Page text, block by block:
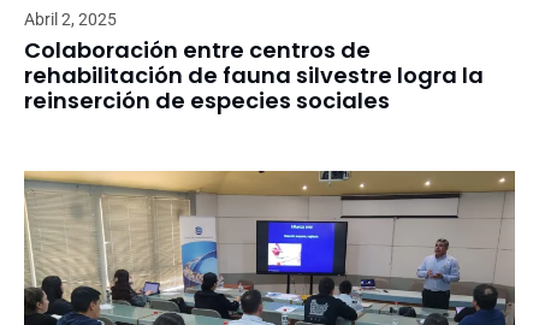
Abril 2, 2025
Colaboración entre centros de
rehabilitación de fauna silvestre logra la
reinserción de especies sociales